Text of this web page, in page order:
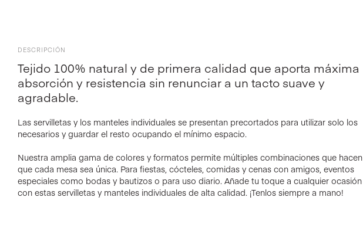
DESCRIPCIÓN
Tejido 100% natural y de primera calidad que aporta máxima
absorción y resistencia sin renunciar a un tacto suave y
agradable.
Las servilletas y los manteles individuales se presentan precortados para utilizar solo los
necesarios y guardar el resto ocupando el mínimo espacio.
Nuestra amplia gama de colores y formatos permite múltiples combinaciones que hacen
que cada mesa sea única. Para fiestas, cócteles, comidas y cenas con amigos, eventos
especiales como bodas y bautizos o para uso diario. Añade tu toque a cualquier ocasión
con estas servilletas y manteles individuales de alta calidad. ¡Tenlos siempre a mano!